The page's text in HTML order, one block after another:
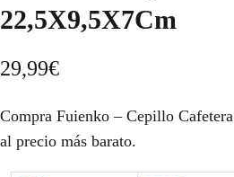
22,5X9,5X7Cm
29,99€
Compra Fuienko – Cepillo
al precio más barato.